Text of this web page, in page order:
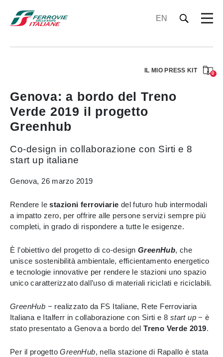
EN
IL MIO PRESS KIT 0
Genova: a bordo del Treno
Verde 2019 il progetto
Greenhub
Co-design in collaborazione con Sirti e 8
start up italiane
Genova, 26 marzo 2019
Rendere le stazioni ferroviarie del futuro hub intermodali
a impatto zero, per offrire alle persone servizi sempre più
completi, in grado di rispondere a tutte le esigenze.
È l’obiettivo del progetto di co-design GreenHub, che
unisce sostenibilità ambientale, efficientamento energetico
e tecnologie innovative per rendere le stazioni uno spazio
unico caratterizzato dall’uso di materiali riciclati e riciclabili.
GreenHub − realizzato da FS Italiane, Rete Ferroviaria
Italiana e Italferr in collaborazione con Sirti e 8 start up − è
stato presentato a Genova a bordo delTreno Verde 2019.
Per il progettoGreenHub, nella stazione di Rapallo è stata